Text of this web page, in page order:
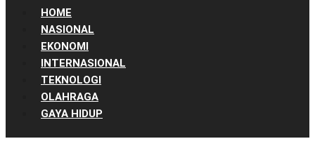
HOME
NASIONAL
EKONOMI
INTERNASIONAL
TEKNOLOGI
OLAHRAGA
GAYA HIDUP